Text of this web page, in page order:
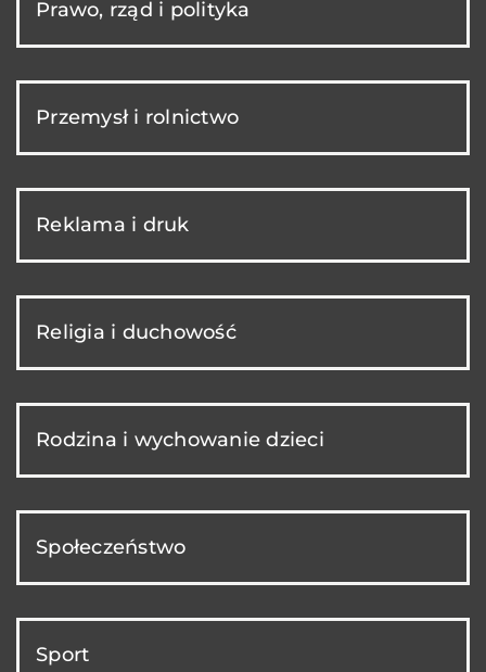
Prawo, rząd i polityka
Przemysł i rolnictwo
Reklama i druk
Religia i duchowość
Rodzina i wychowanie dzieci
Społeczeństwo
Sport